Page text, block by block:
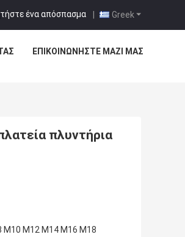
Greek
ένα απόσπασμα |
ΕΠΙΚΟΙΝΩΝΉΣΤΕ ΜΑΖΊ ΜΑΣ
πλυντήρια
M10 M12 M14 M16 M18